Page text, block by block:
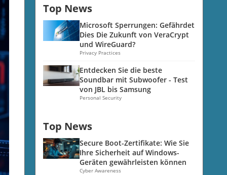
Top News
Microsoft Sperrungen: Gefährdet
Dies Die Zukunft von VeraCrypt
und WireGuard?
Privacy Practices
Entdecken Sie die beste
Soundbar mit Subwoofer - Test
von JBL bis Samsung
Personal Security
Top News
Secure Boot-Zertifikate: Wie Sie
Ihre Sicherheit auf Windows-
Geräten gewährleisten können
Cyber Awareness